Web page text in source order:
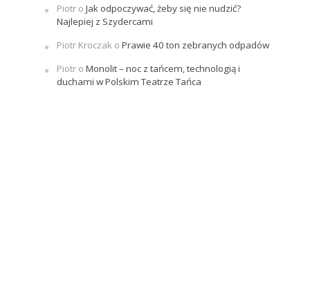
Piotro Jak odpoczywać, żeby się nie nudzić?
Najlepiej z Szydercami
Piotr Kroczako Prawie 40 ton zebranych odpadów
Piotro Monolit – noc z tańcem, technologią i
duchami w Polskim Teatrze Tańca